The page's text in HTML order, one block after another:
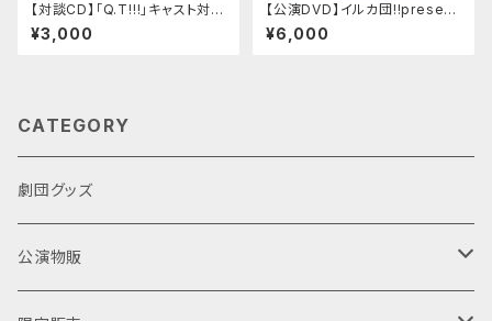
【対談CD】「Q.T!!!」キャスト対談
CD
¥3,000
【公演DVD】イルカ団!!present
s「アルセーヌ・ルパン!!!」『et CL
ARISSE!!』&『le RETOUR D!!』
¥6,000
CATEGORY
劇団グッズ
公演物販